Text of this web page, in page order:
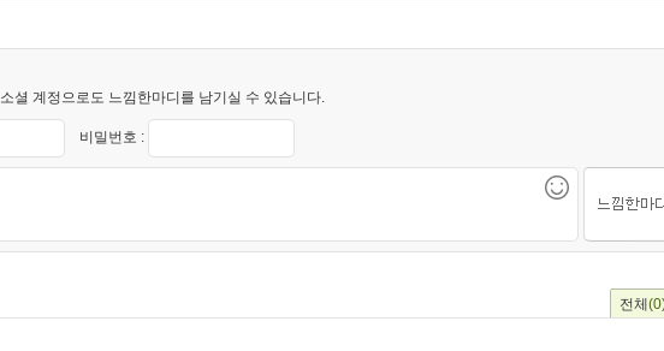
소셜 계정으로도 느낌한마디를 남기실 수 있습니다.
비밀번호 :
전체